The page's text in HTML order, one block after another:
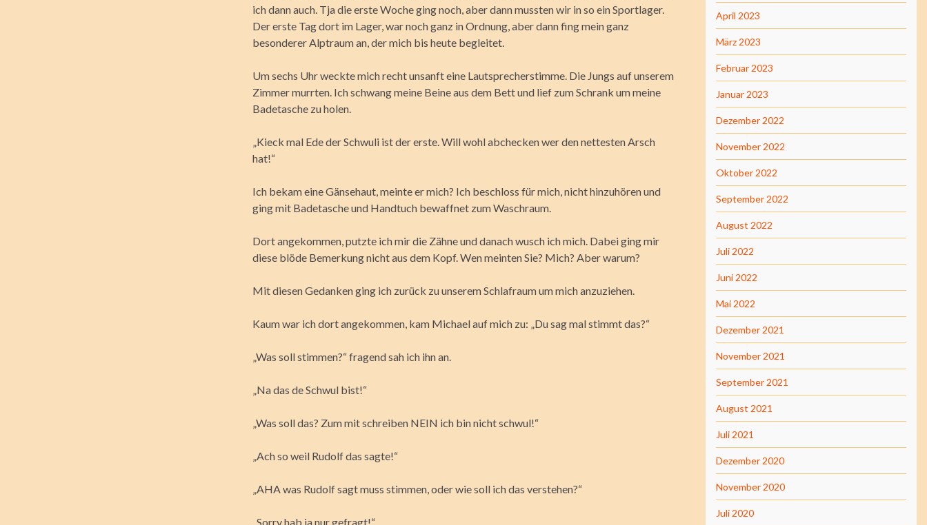
ich dann auch. Tja die erste Woche ging noch, aber dann mussten wir in so ein Sportlager.
Der erste Tag dort im Lager, war noch ganz in Ordnung, aber dann fing mein ganz
besonderer Alptraum an, der mich bis heute begleitet.
Um sechs Uhr weckte mich recht unsanft eine Lautsprecherstimme. Die Jungs auf unserem
Zimmer murrten. Ich schwang meine Beine aus dem Bett und lief zum Schrank um meine
Badetasche zu holen.
„Kieck mal Ede der Schwuli ist der erste. Will wohl abchecken wer den nettesten Arsch
hat!“
Ich bekam eine Gänsehaut, meinte er mich? Ich beschloss für mich, nicht hinzuhören und
ging mit Badetasche und Handtuch bewaffnet zum Waschraum.
Dort angekommen, putzte ich mir die Zähne und danach wusch ich mich. Dabei ging mir
diese blöde Bemerkung nicht aus dem Kopf. Wen meinten Sie? Mich? Aber warum?
Mit diesen Gedanken ging ich zurück zu unserem Schlafraum um mich anzuziehen.
Kaum war ich dort angekommen, kam Michael auf mich zu: „Du sag mal stimmt das?“
„Was soll stimmen?“ fragend sah ich ihn an.
„Na das de Schwul bist!“
„Was soll das? Zum mit schreiben NEIN ich bin nicht schwul!“
„Ach so weil Rudolf das sagte!“
„AHA was Rudolf sagt muss stimmen, oder wie soll ich das verstehen?“
„Sorry hab ja nur gefragt!“
April 2023
März 2023
Februar 2023
Januar 2023
Dezember 2022
November 2022
Oktober 2022
September 2022
August 2022
Juli 2022
Juni 2022
Mai 2022
Dezember 2021
November 2021
September 2021
August 2021
Juli 2021
Dezember 2020
November 2020
Juli 2020